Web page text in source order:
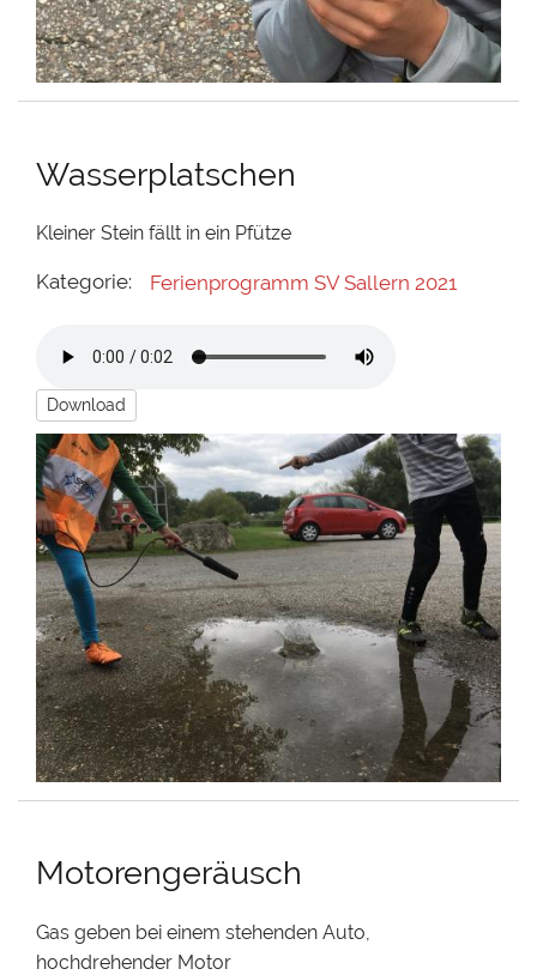
Wasserplatschen
Kleiner Stein fällt in ein Pfütze
Kategorie: Ferienprogramm SV Sallern 2021
Download
Motorengeräusch
Gas geben bei einem stehenden Auto,
hochdrehender Motor